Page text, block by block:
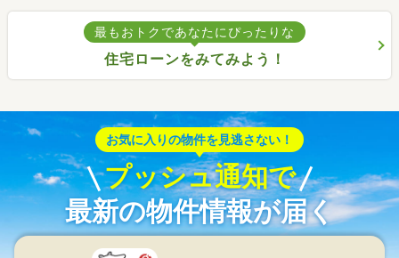
最もおトクであなたにぴったりな
住宅ローンをみてみよう！
お気に入りの物件を見逃さない！
プッシュ通知で
最新の物件情報が届く